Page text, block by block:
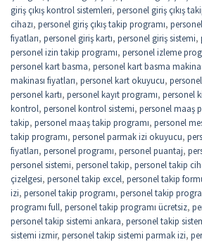
giriş çıkış kontrol sistemleri, personel giriş çıkış
cihazı, personel giriş çıkış takip programı,
fiyatları, personel giriş kartı, personel giriş sistemi,
personel izin takip programı, personel izleme
personel kart basma, personel kart basma
makinası fiyatları, personel kart okuyucu,
personel kartı, personel kayıt programı, personel
kontrol, personel kontrol sistemi, personel maaş
takip, personel maaş takip programı, personel
takip programı, personel parmak izi okuyucu,
fiyatları, personel programı, personel puantaj,
personel sistemi, personel takip, personel takip
çizelgesi, personel takip excel, personel takip
izi, personel takip programı, personel takip
programı full, personel takip programı ücretsiz,
personel takip sistemi ankara, personel takip
sistemi izmir, personel takip sistemi parmak izi,